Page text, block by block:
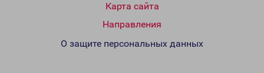
Карта сайта
Направления
О защите персональных данных